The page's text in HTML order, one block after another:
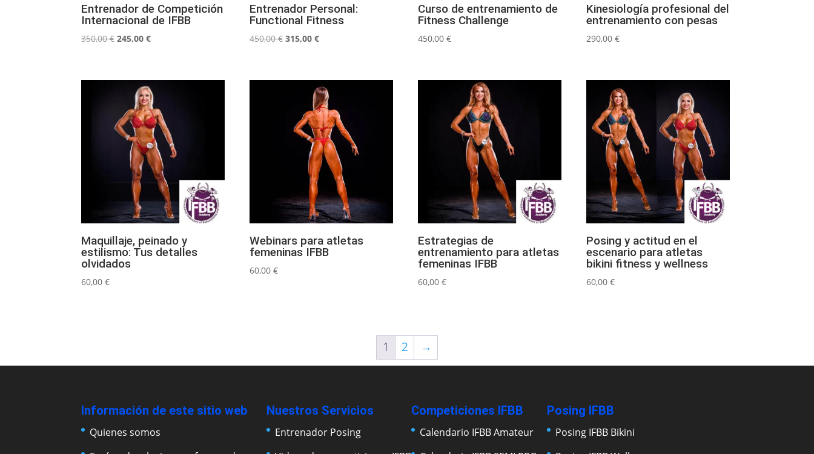
Entrenador de Competición
Internacional de IFBB
350,00€El
era:
350,00 €.
245,00€El
es:
245,00 €.
Entrenador Personal:
Functional Fitness
450,00€El
era:
450,00 €.
315,00€El
es:
315,00 €.
Curso de entrenamiento de
Fitness Challenge
450,00€
Kinesiología profesional del
entrenamiento con pesas
290,00€
Maquillaje, peinado y
estilismo: Tus detalles
olvidados
60,00€
Webinars para atletas
femeninas IFBB
60,00€
Estrategias de
entrenamiento para atletas
femeninas IFBB
60,00€
Posing y actitud en el
escenario para atletas
bikini fitness y wellness
60,00€
1 2 →
Información de este sitio web
Quienes somos
Nuestros Servicios
Entrenador Posing
Competiciones IFBB
Calendario IFBB Amateur
Posing IFBB
Posing IFBB Bikini